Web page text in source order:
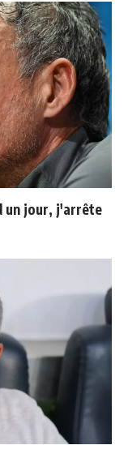
un jour, j'arrête